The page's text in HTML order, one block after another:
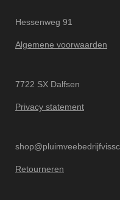
Hessenweg 91
Algemene voorwaarden
7722 SX Dalfsen
Privacy statement
Retourneren